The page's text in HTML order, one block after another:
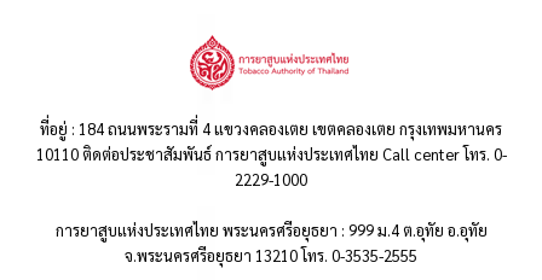
ที่อยู่ : 184 ถนนพระรามที่ 4 แขวงคลองเตย เขตคลองเตย กรุงเทพมหานคร
10110 ติดต่อประชาสัมพันธ์ การยาสูบแห่งประเทศไทย Call center โทร. 0-
2229-1000
การยาสูบแห่งประเทศไทย พระนครศรีอยุธยา : 999 ม.4 ต.อุทัย อ.อุทัย
จ.พระนครศรีอยุธยา 13210 โทร. 0-3535-2555